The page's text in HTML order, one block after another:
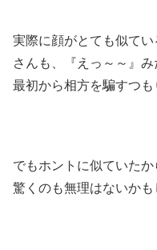
実際に顔がとても似て
さんも、『えっ～～』み
最初から相方を騙すつ
でもホントに似ていた
驚くのも無理はないかも